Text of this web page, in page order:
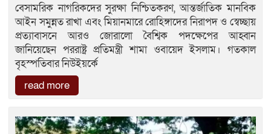
বেসামরিক নাগরিকদের সুরক্ষা নিশ্চিতকরণ, আন্তর্জাতিক মানবিক
আইন সমুন্নত রাখা এবং মিয়ানমারে রোহিঙ্গাদের নিরাপদ ও স্বেচ্ছায়
প্রত্যাবাসনে আরও জোরালো বৈশ্বিক পদক্ষেপের আহ্বান
জানিয়েছেন পররাষ্ট্র প্রতিমন্ত্রী শামা ওবায়েদ ইসলাম। গতকাল
বৃহস্পতিবার নিউইয়র্কে
read more